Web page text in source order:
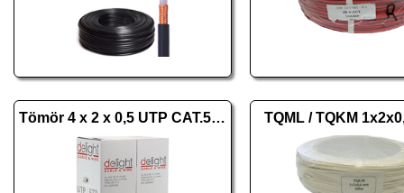
Tömör 4 x 2 x 0,5 UTP CAT.5e 20016 305m TQML / TQKM